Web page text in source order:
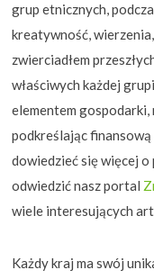
grup etnicznych,
kreatywność,
zwierciadłem
właściwych każdej
elementem
podkreślając
dowiedzieć się więcej
odwiedzić nasz portal
wiele interesujących
Każdy kraj ma swój